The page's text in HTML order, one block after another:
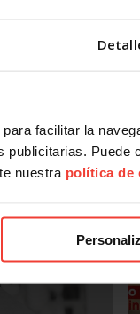
facilitar la
nuestra política de
es llevado a
apunta como